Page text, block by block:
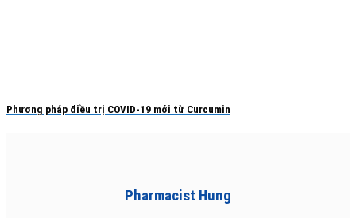
Phương pháp điều trị COVID-19 mới từ Curcumin
Pharmacist Hung